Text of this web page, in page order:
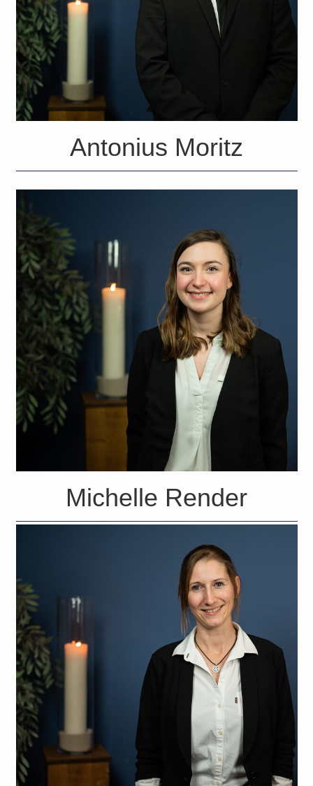
Antonius Moritz
Michelle Render